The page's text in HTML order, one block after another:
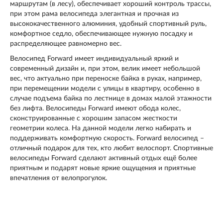
маршрутам (в лесу), обеспечивает хороший контроль трассы,
при этом рама велосипеда элегантная и прочная из
высококачественного алюминия, удобный спортивный руль,
комфортное седло, обеспечивающее нужную посадку и
распределяющее равномерно вес.
Велосипед Forward имеет индивидуальный яркий и
современный дизайн и, при этом, велик имеет небольшой
вес, что актуально при переноске байка в руках, например,
при перемещении модели с улицы в квартиру, особенно в
случае подъема байка по лестнице в домах малой этажности
без лифта. Велосипеды Forward имеют обода колес,
сконструированные с хорошим запасом жесткости
геометрии колеса. На данной модели легко набирать и
поддерживать комфортную скорость. Forward велосипед –
отличный подарок для тех, кто любит велоспорт. Спортивные
велосипеды Forward сделают активный отдых ещё более
приятным и подарят новые яркие ощущения и приятные
впечатления от велопрогулок.